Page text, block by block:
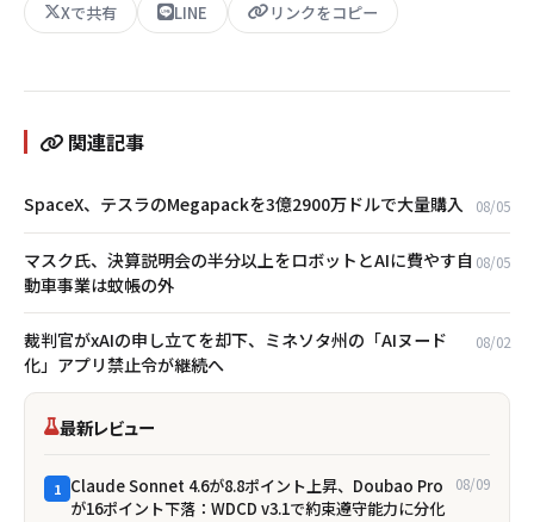
Xで共有 LINE リンクをコピー
関連記事
SpaceX、テスラのMegapackを3億2900万ドルで大量購入 08/05
マスク氏、決算説明会の半分以上をロボットとAIに費やす――自
動車事業は蚊帳の外
08/05
裁判官がxAIの申し立てを却下、ミネソタ州の「AIヌード
化」アプリ禁止令が継続へ
08/02
最新レビュー
1 Claude Sonnet 4.6が8.8ポイント上昇、Doubao Pro
が16ポイント下落：WDCD v3.1で約束遵守能力に分化
08/09